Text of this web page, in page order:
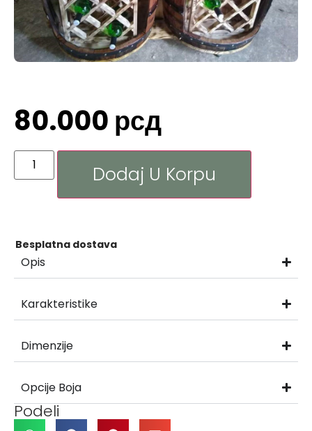
80.000 рсд
Dodaj U Korpu
Besplatna dostava
Opis
Karakteristike
Dimenzije
Opcije Boja
Podeli